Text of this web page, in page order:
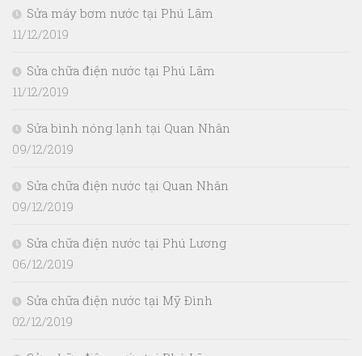
Sửa máy bơm nước tại Phú Lãm
11/12/2019
Sửa chữa điện nước tại Phú Lãm
11/12/2019
Sửa bình nóng lạnh tại Quan Nhân
09/12/2019
Sửa chữa điện nước tại Quan Nhân
09/12/2019
Sửa chữa điện nước tại Phú Lương
06/12/2019
Sửa chữa điện nước tại Mỹ Đình
02/12/2019